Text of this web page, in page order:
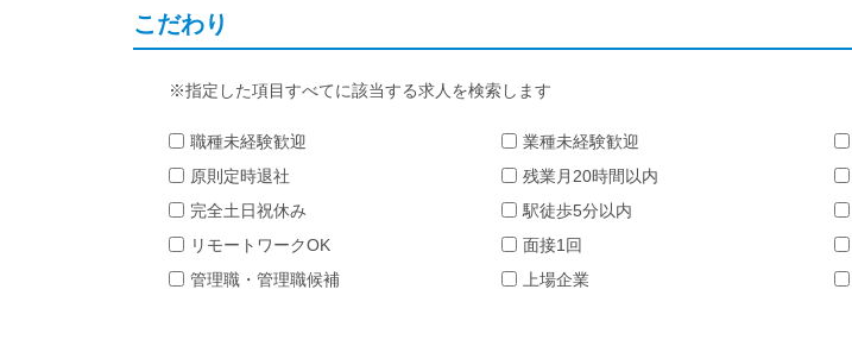
こだわり
指定した項目すべてに該当する求人を検索します
職種未経験歓迎 業種未経験歓迎
原則定時退社
残業月20時間以内
完全土日祝休み
駅徒歩5分以内
リモートワークOK
面接1回
管理職・管理職候補
上場企業